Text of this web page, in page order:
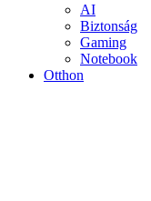
AI
Biztonság
Gaming
Notebook
Otthon